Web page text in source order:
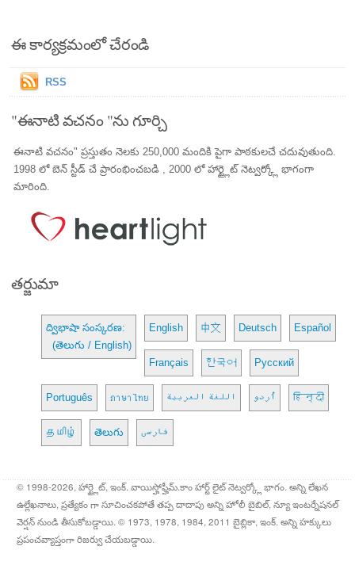
ఈ కార్యక్రమంలో చేరండి
RSS
"ఈనాటి వచనం "ను గూర్చి
ఈనాటి వచనం" ప్రస్తుతం నెలకు 250,000 మందికి పైగా పాఠకులచే చదువుతుంది.
1998 లో బెన్ స్టీడ్ చే ప్రారంభించబడి , 2000 లో హార్ట్లైట్ నెట్వర్క్లో భాగంగా
మారింది.
తర్జుమా
ద్విభాషా సంస్కరణ:
(తెలుగు / English)
English 中文 Deutsch Español
Français 한국어 Русский
Português ภาษาไทย اللغة العربية اُردو हिन्दी
தமிழ் తెలుగు فارسی
© 1998-2026, హార్ట్లైట్, ఇంక్. వాయిస్హోఫ్హీమ్.కాం హార్ట్ లైట్ నెట్వర్క్లో భాగం. అన్ని లేఖన
ఉల్లేఖనాలు, ప్రత్యేకం గా సూచించకపోతే తప్ప దాదాపు అన్ని హోలీ బైబిల్, న్యూ ఇంటర్నేషనల్
వెర్షన్ నుండి తీసుకోబడ్డాయి. © 1973, 1978, 1984, 2011 బైబ్లికా, ఇంక్. అన్ని హక్కులు
ప్రపంచవ్యాప్తంగా రిజర్వు చేయబడ్డాయి.